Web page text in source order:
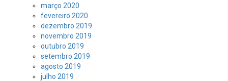
março 2020
fevereiro 2020
dezembro 2019
novembro 2019
outubro 2019
setembro 2019
agosto 2019
julho 2019